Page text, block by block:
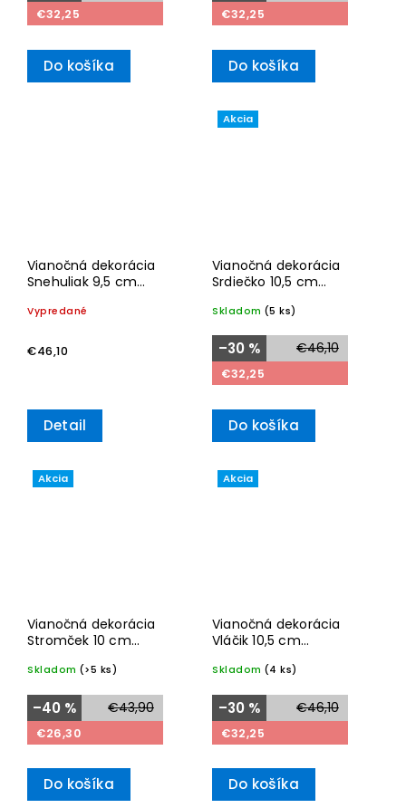
€32,25
Do košíka
€32,25
Do košíka
Vianočná dekorácia
Snehuliak 9,5 cm
2025– Villeroy & Boch
Vypredané
€46,10
Detail
Akcia
Vianočná dekorácia
Srdiečko 10,5 cm
2025– Villeroy & Boch
Skladom (5 ks)
€46,10
–30 %
€32,25
Do košíka
Akcia
Vianočná dekorácia
Stromček 10 cm
2025– Villeroy & Boch
Skladom (>5 ks)
€43,90
–40 %
€26,30
Do košíka
Akcia
Vianočná dekorácia
Vláčik 10,5 cm
2025– Villeroy & Boch
Skladom (4 ks)
€46,10
–30 %
€32,25
Do košíka